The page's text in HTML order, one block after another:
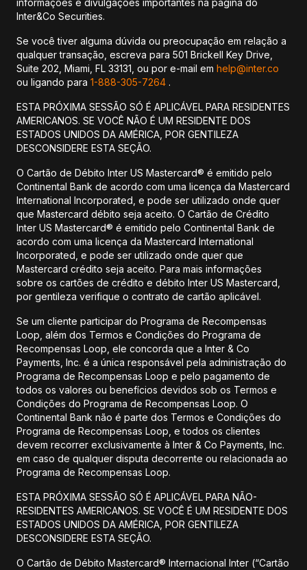
informações e divulgações importantes na página do
Inter&Co Securities.
Se você tiver alguma dúvida ou preocupação em relação a
qualquer transação, escreva para 501 Brickell Key Drive,
Suite 202, Miami, FL 33131, ou por e-mail em help@inter.co
ou ligando para 1-888-305-7264 .
ESTA PRÓXIMA SESSÃO SÓ É APLICÁVEL PARA RESIDENTES
AMERICANOS. SE VOCÊ NÃO É UM RESIDENTE DOS
ESTADOS UNIDOS DA AMÉRICA, POR GENTILEZA
DESCONSIDERE ESTA SEÇÃO.
O Cartão de Débito Inter US Mastercard® é emitido pelo
Continental Bank de acordo com uma licença da Mastercard
International Incorporated, e pode ser utilizado onde quer
que Mastercard débito seja aceito. O Cartão de Crédito
Inter US Mastercard® é emitido pelo Continental Bank de
acordo com uma licença da Mastercard International
Incorporated, e pode ser utilizado onde quer que
Mastercard crédito seja aceito. Para mais informações
sobre os cartões de crédito e débito Inter US Mastercard,
por gentileza verifique o contrato de cartão aplicável.
Se um cliente participar do Programa de Recompensas
Loop, além dos Termos e Condições do Programa de
Recompensas Loop, ele concorda que a Inter & Co
Payments, Inc. é a única responsável pela administração do
Programa de Recompensas Loop e pelo pagamento de
todos os valores ou benefícios devidos sob os Termos e
Condições do Programa de Recompensas Loop. O
Continental Bank não é parte dos Termos e Condições do
Programa de Recompensas Loop, e todos os clientes
devem recorrer exclusivamente à Inter & Co Payments, Inc.
em caso de qualquer disputa decorrente ou relacionada ao
Programa de Recompensas Loop.
ESTA PRÓXIMA SESSÃO SÓ É APLICÁVEL PARA NÃO-
RESIDENTES AMERICANOS. SE VOCÊ É UM RESIDENTE DOS
ESTADOS UNIDOS DA AMÉRICA, POR GENTILEZA
DESCONSIDERE ESTA SEÇÃO.
O Cartão de Débito Mastercard® Internacional Inter (“Cartão